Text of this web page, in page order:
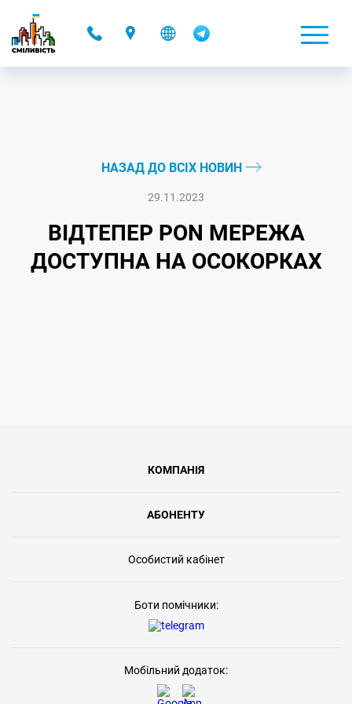
НАЗАД ДО ВСІХ НОВИН
29.11.2023
ВІДТЕПЕР PON МЕРЕЖА
ДОСТУПНА НА ОСОКОРКАХ
КОМПАНІЯ
АБОНЕНТУ
Особистий кабінет
Боти помічники:
Мобільний додаток: